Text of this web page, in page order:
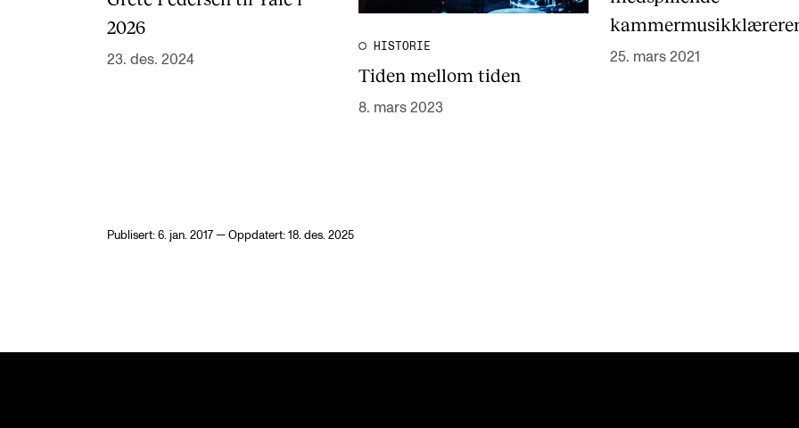
2026
23. des. 2024
HISTORIE
Tiden mellom tiden
8. mars 2023
25. mars 2021
Publisert: 6. jan. 2017 — Oppdatert: 18. des. 2025